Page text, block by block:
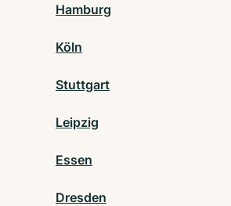
Hamburg
Köln
Stuttgart
Leipzig
Essen
Dresden